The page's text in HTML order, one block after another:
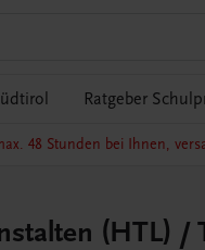
Ratgeber
48 Stunden bei Ihnen,
(HTL) /